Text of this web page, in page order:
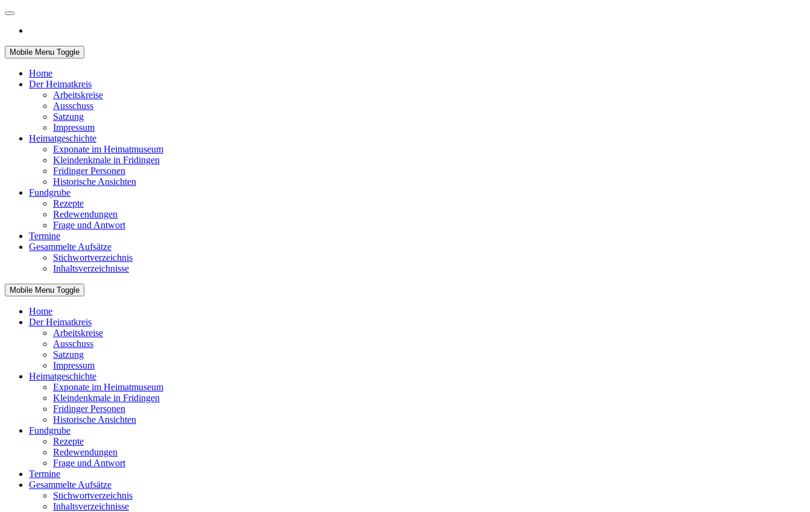
Mobile Menu Toggle
Home
Der Heimatkreis
Arbeitskreise
Ausschuss
Satzung
Impressum
Heimatgeschichte
Exponate im Heimatmuseum
Kleindenkmale in Fridingen
Fridinger Personen
Historische Ansichten
Fundgrube
Rezepte
Redewendungen
Frage und Antwort
Termine
Gesammelte Aufsätze
Stichwortverzeichnis
Inhaltsverzeichnisse
Mobile Menu Toggle
Home
Der Heimatkreis
Arbeitskreise
Ausschuss
Satzung
Impressum
Heimatgeschichte
Exponate im Heimatmuseum
Kleindenkmale in Fridingen
Fridinger Personen
Historische Ansichten
Fundgrube
Rezepte
Redewendungen
Frage und Antwort
Termine
Gesammelte Aufsätze
Stichwortverzeichnis
Inhaltsverzeichnisse